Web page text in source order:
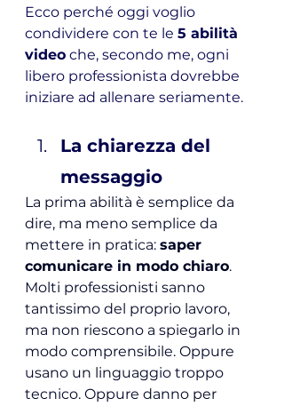
Ecco perché oggi voglio
condividere con te le 5 abilità
video che, secondo me, ogni
libero professionista dovrebbe
iniziare ad allenare seriamente.
La chiarezza del
messaggio
La prima abilità è semplice da
dire, ma meno semplice da
mettere in pratica: saper
comunicare in modo chiaro.
Molti professionisti sanno
tantissimo del proprio lavoro,
ma non riescono a spiegarlo in
modo comprensibile. Oppure
usano un linguaggio troppo
tecnico. Oppure danno per